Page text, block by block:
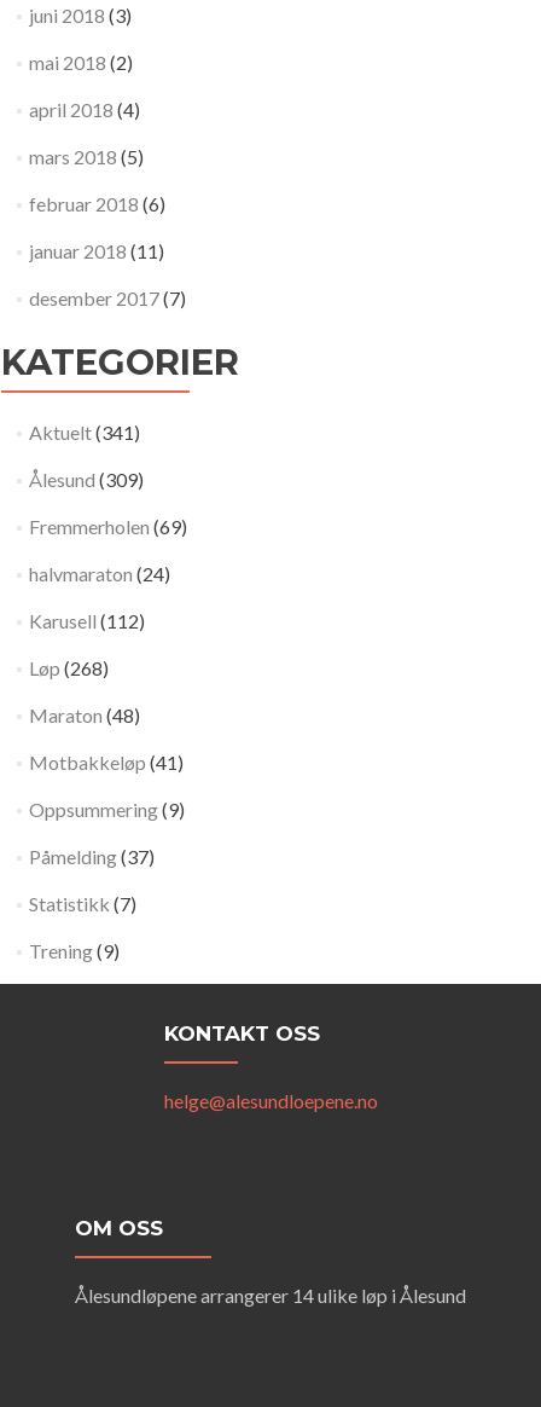
juni 2018 (3)
mai 2018 (2)
april 2018 (4)
mars 2018 (5)
februar 2018 (6)
januar 2018 (11)
desember 2017(7)
KATEGORIER
Aktuelt(341)
Ålesund (309)
Fremmerholen (69)
halvmaraton (24)
Karusell (112)
Løp (268)
Maraton (48)
Motbakkeløp (41)
Oppsummering(9)
Påmelding(37)
Statistikk (7)
Trening(9)
KONTAKT OSS
helge@alesundloepene.no
OM OSS
Ålesundløpene arrangerer 14 ulike løp i Ålesund